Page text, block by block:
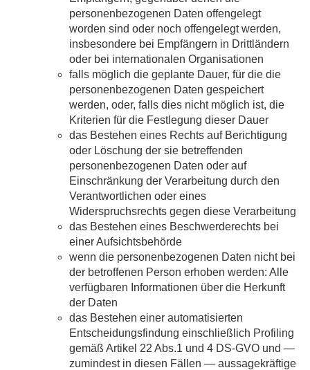
personenbezogenen Daten offengelegt
worden sind oder noch offengelegt werden,
insbesondere bei Empfängern in Drittländern
oder bei internationalen Organisationen
falls möglich die geplante Dauer, für die die
personenbezogenen Daten gespeichert
werden, oder, falls dies nicht möglich ist, die
Kriterien für die Festlegung dieser Dauer
das Bestehen eines Rechts auf Berichtigung
oder Löschung der sie betreffenden
personenbezogenen Daten oder auf
Einschränkung der Verarbeitung durch den
Verantwortlichen oder eines
Widerspruchsrechts gegen diese Verarbeitung
das Bestehen eines Beschwerderechts bei
einer Aufsichtsbehörde
wenn die personenbezogenen Daten nicht bei
der betroffenen Person erhoben werden: Alle
verfügbaren Informationen über die Herkunft
der Daten
das Bestehen einer automatisierten
Entscheidungsfindung einschließlich Profiling
gemäß Artikel 22 Abs.1 und 4 DS-GVO und —
zumindest in diesen Fällen — aussagekräftige